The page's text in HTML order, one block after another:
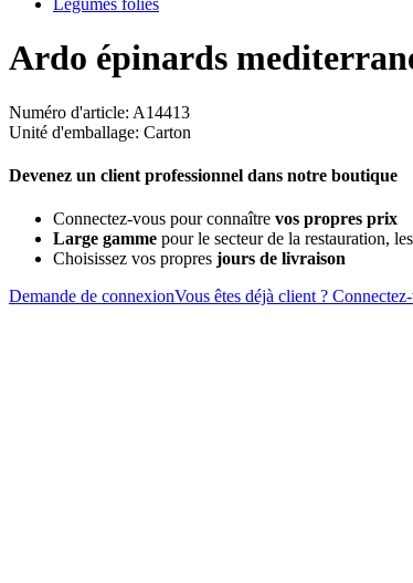
Légumes foliés
Ardo épinards
Numéro d'article: A14413
Unité d'emballage: Carton
Devenez un client professionnel dans notre boutique
Connectez-vous pour connaître vos propres prix
Large gamme pour le secteur de la restauration,
Choisissez vos propres jours de livraison
Demande de connexionVous êtes déjà client ?